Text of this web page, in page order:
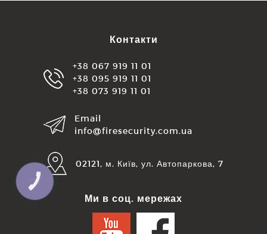
Контакти
+38 067 919 11 01
+38 095 919 11 01
+38 073 919 11 01
Email
info@firesecurity.com.ua
02121, м. Київ, ул. Автопаркова, 7
Ми в соц. мережах
КНОПКА
ЗВ'ЯЗКУ